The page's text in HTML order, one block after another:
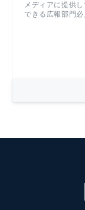
メディアに提供
できる広報部門